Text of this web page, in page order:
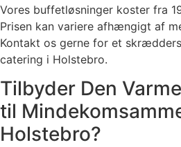
Vores buffetløsninger koster fra
Prisen kan variere afhængigt af
Kontakt os gerne for et
catering i Holstebro.
Tilbyder Den
til
Holstebro?